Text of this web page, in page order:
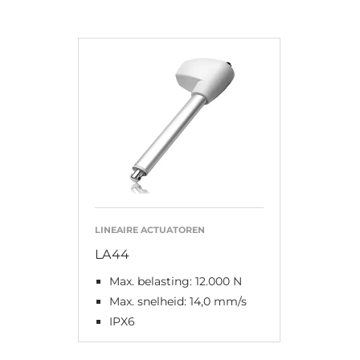
LINEAIRE ACTUATOREN
LA44
Max. belasting: 12.000 N
Max. snelheid: 14,0 mm/s
IPX6